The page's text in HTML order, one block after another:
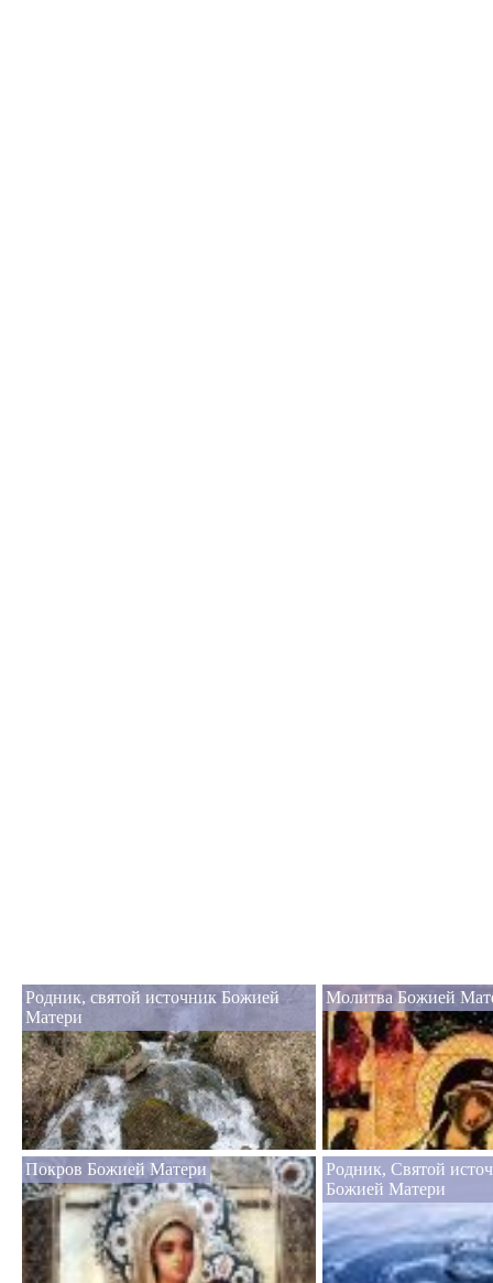
Родник, святой источник Божией
Матери
Молитва Божией
Покров Божией Матери
Родник, Святой
Божией Матери